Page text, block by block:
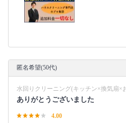
匿名希望(50代)
水回りクリーニング(キッチン×換気扇×
ありがとうございました
4.00